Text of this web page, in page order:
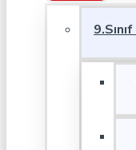
9.Sınıf